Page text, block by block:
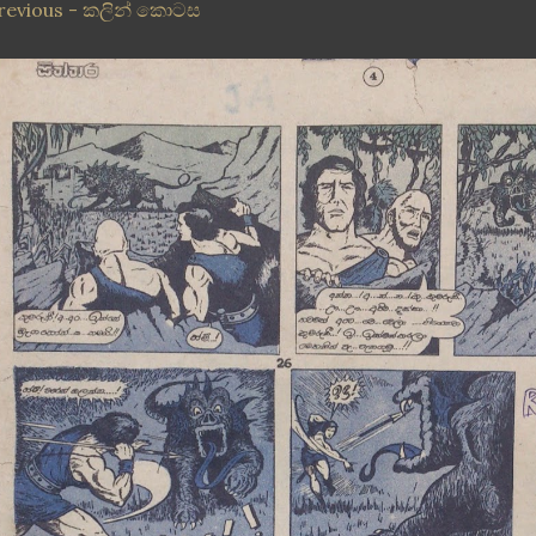
- කලින් කොටස